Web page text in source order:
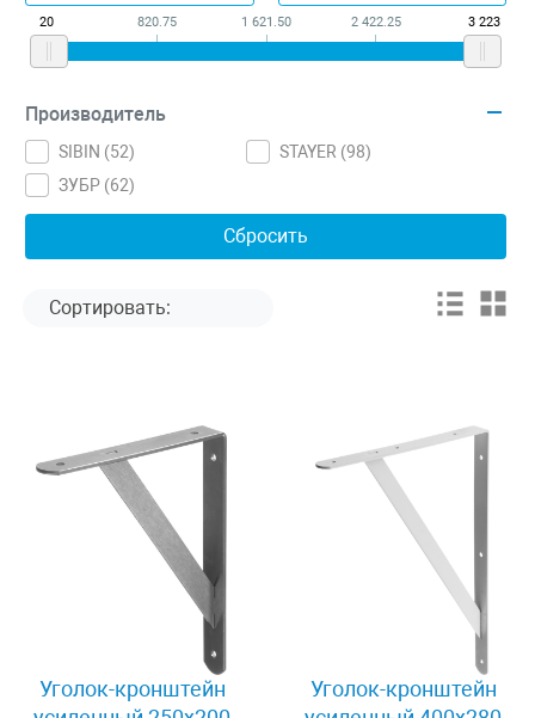
20 820.75 1 621.50 2 422.25 3 223
Производитель
SIBIN (52) STAYER (98)
ЗУБР (62)
Уголок-кронштейн
Уголок-кронштейн